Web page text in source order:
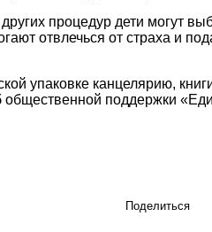
процедур дети могут
отвлечься от страха и
упаковке канцелярию,
поддержки
Поделиться